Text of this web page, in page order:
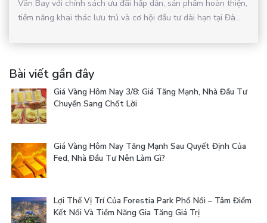
Vân Bay với chính sách ưu đãi hấp dẫn, sản phẩm hoàn thiện,
tiềm năng khai thác lưu trú và cơ hội đầu tư dài hạn tại Đà...
Bài viết gần đây
Giá Vàng Hôm Nay 3/8: Giá Tăng Mạnh, Nhà Đầu Tư
Chuyển Sang Chốt Lời
Giá Vàng Hôm Nay Tăng Mạnh Sau Quyết Định Của
Fed, Nhà Đầu Tư Nên Làm Gì?
Lợi Thế Vị Trí Của Forestia Park Phố Nối – Tâm Điểm
Kết Nối Và Tiềm Năng Gia Tăng Giá Trị